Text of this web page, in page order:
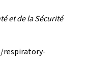
et de la Sécurité
respiratory-